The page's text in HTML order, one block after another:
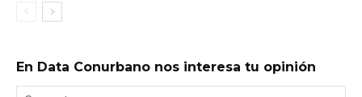
En Data Conurbano nos interesa tu opinión